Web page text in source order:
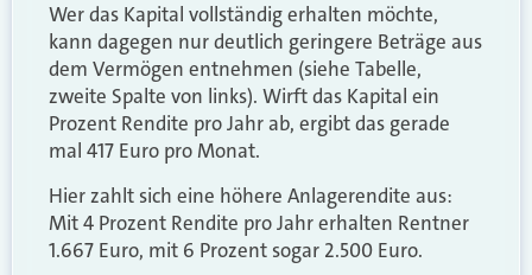
Wer das Kapital vollständig erhalten möchte,
kann dagegen nur deutlich geringere Beträge aus
dem Vermögen entnehmen (siehe Tabelle,
zweite Spalte von links). Wirft das Kapital ein
Prozent Rendite pro Jahr ab, ergibt das gerade
mal 417 Euro pro Monat.
Hier zahlt sich eine höhere Anlagerendite aus:
Mit 4 Prozent Rendite pro Jahr erhalten Rentner
1.667 Euro, mit 6 Prozent sogar 2.500 Euro.